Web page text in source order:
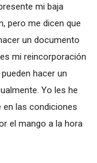
mi baja
pero me dicen que
un documento
mi reincorporación
hacer un
Yo les he
en las condiciones
el mango a la hora